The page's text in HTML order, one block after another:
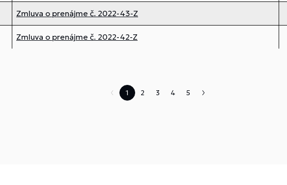
Zmluva o prenájme č. 2022-43-Z
Zmluva o prenájme č. 2022-42-Z
1 2 3 4 5